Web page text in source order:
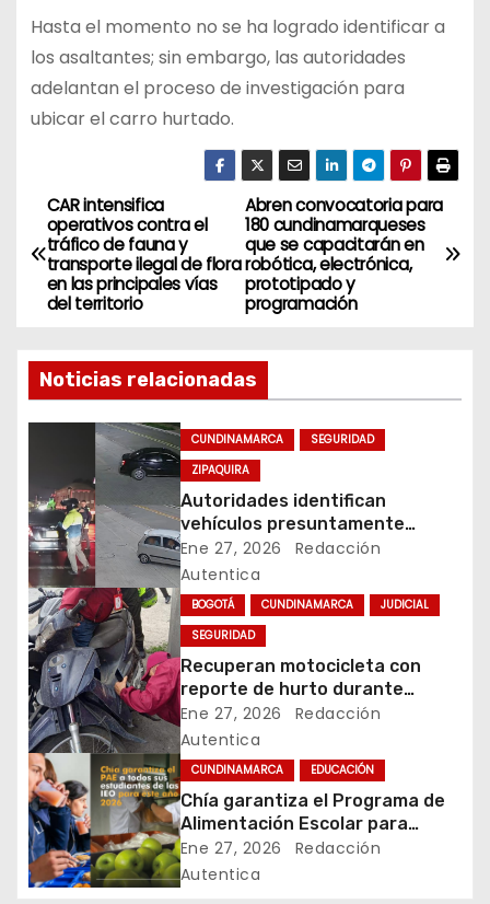
Hasta el momento no se ha logrado identificar a
los asaltantes; sin embargo, las autoridades
adelantan el proceso de investigación para
ubicar el carro hurtado.
N
a
v
e
g
c
i
ó
n
d
e
e
n
t
Abren convocatoria para
180 cundinamarqueses
que se capacitarán en
robótica, electrónica,
prototipado y
programación
CAR intensifica
operativos contra el
tráfico de fauna y
transporte ilegal de flora
en las principales vías
del territorio
Noticias relacionadas
CUNDINAMARCA
SEGURIDAD
ZIPAQUIRA
Autoridades identifican
vehículos presuntamente
vinculados a hurtos en
conjuntos residenciales de
Zipaquirá
Ene 27, 2026
Redacción
Autentica
BOGOTÁ CUNDINAMARCA
JUDICIAL
SEGURIDAD
Recuperan motocicleta con
reporte de hurto durante
operativo de seguridad en
Rafael Uribe Uribe
Ene 27, 2026
Redacción
Autentica
CUNDINAMARCA EDUCACIÓN
Chía garantiza el Programa de
Alimentación Escolar para
estudiantes de instituciones
oficiales
Ene 27, 2026
Redacción
Autentica